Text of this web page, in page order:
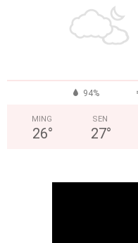
94%
MING
26°
SEN
27°